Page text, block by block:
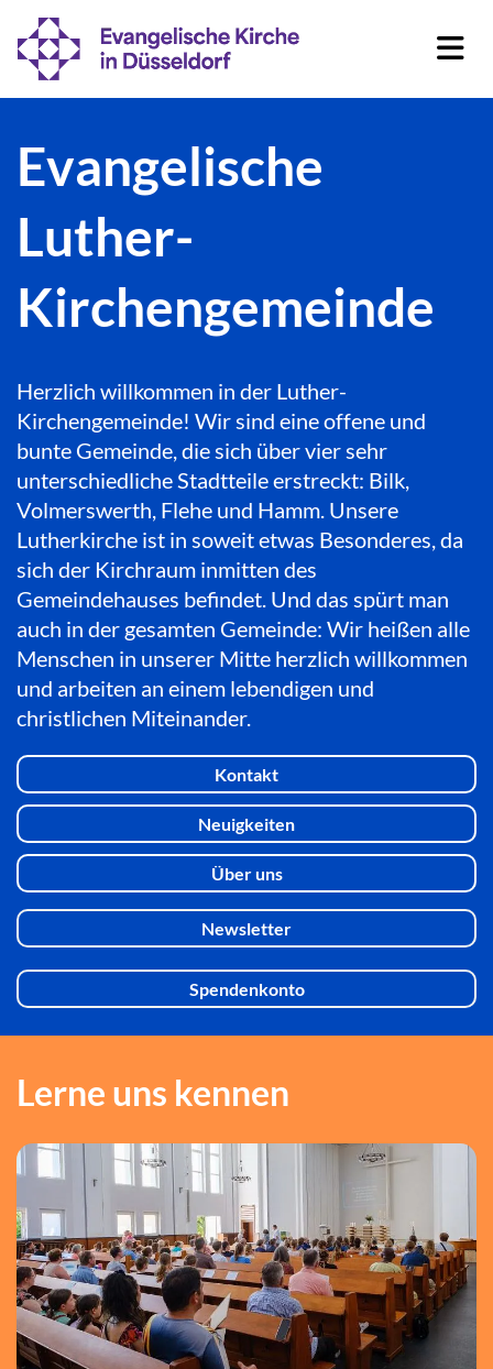
Evangelische
Luther-
Kirchengemeinde
Herzlich willkommen in der Luther-
Kirchengemeinde! Wir sind eine offene und
bunte Gemeinde, die sich über vier sehr
unterschiedliche Stadtteile erstreckt: Bilk,
Volmerswerth, Flehe und Hamm. Unsere
Lutherkirche ist in soweit etwas Besonderes, da
sich der Kirchraum inmitten des
Gemeindehauses befindet. Und das spürt man
auch in der gesamten Gemeinde: Wir heißen alle
Menschen in unserer Mitte herzlich willkommen
und arbeiten an einem lebendigen und
christlichen Miteinander.
Kontakt
Neuigkeiten
Über uns
Newsletter
Spendenkonto
Lerne uns kennen